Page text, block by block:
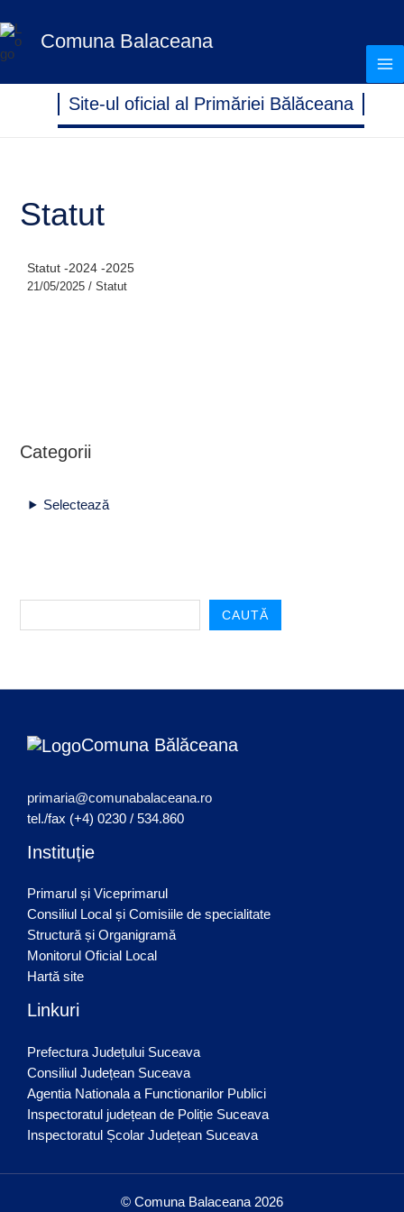
la
conținutComuna Balaceana
Site-ul oficial al Primăriei Bălăceana
Statut
Statut -2024 -2025
21/05/2025 / Statut
Categorii
Selectează
e
r
CAUTĂ
Comuna Bălăceana
primaria@comunabalaceana.ro
tel./fax (+4) 0230 / 534.860
Instituție
Primarul și Viceprimarul
Consiliul Local și Comisiile de specialitate
Structură și Organigramă
Monitorul Oficial Local
Hartă site
Linkuri
Prefectura Județului Suceava
Consiliul Județean Suceava
Agentia Nationala a Functionarilor Publici
Inspectoratul județean de Poliție Suceava
Inspectoratul Școlar Județean Suceava
© Comuna Balaceana 2026